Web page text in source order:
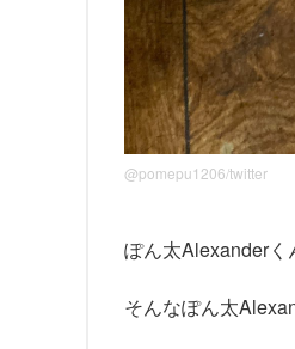
@pomepu1206/twitter
ぽん太Alexanderく
そんなぽん太